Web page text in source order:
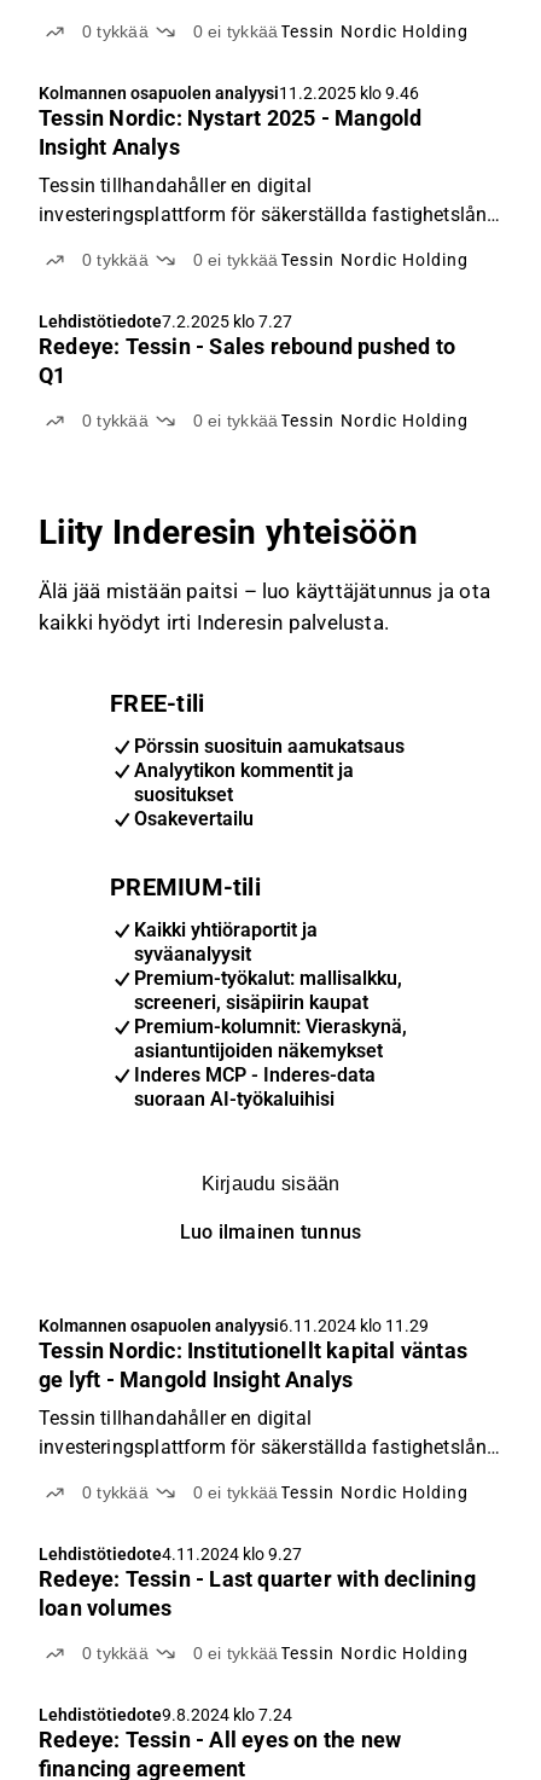
0tykkää 0ei tykkää Tessin Nordic Holding
Kolmannen osapuolen analyysi11.2.2025 klo 9.46
Tessin Nordic: Nystart 2025 - Mangold
Insight Analys
Tessin tillhandahåller en digital
investeringsplattform för säkerställda fastighetslån.
2024 gällande initialt 600 miljoner kronor i
ytterligare 20...
0tykkää 0ei tykkää Tessin Nordic Holding
Lehdistötiedote7.2.2025 klo 7.27
Redeye: Tessin - Sales rebound pushed to
Q1
0tykkää 0ei tykkää Tessin Nordic Holding
Liity Inderesin yhteisöön
Älä jää mistään paitsi – luo käyttäjätunnus ja ota
kaikki hyödyt irti Inderesin palvelusta.
FREE-tili
Pörssin suosituin aamukatsaus
Analyytikon kommentit ja
suositukset
Osakevertailu
PREMIUM-tili
Kaikki yhtiöraportit ja
syväanalyysit
Premium-työkalut: mallisalkku,
screeneri, sisäpiirin kaupat
Premium-kolumnit: Vieraskynä,
asiantuntijoiden näkemykset
Inderes MCP - Inderes-data
suoraan AI-työkaluihisi
Kirjaudu sisään
Luo ilmainen tunnus
Kolmannen osapuolen analyysi6.11.2024 klo 11.29
Tessin Nordic: Institutionellt kapital väntas
ge lyft - Mangold Insight Analys
Tessin tillhandahåller en digital
investeringsplattform för säkerställda fastighetslån.
gällande 600 miljoner kronor i byggkreditiv. Avtalet
bolaget mot...
0tykkää 0ei tykkää Tessin Nordic Holding
Lehdistötiedote4.11.2024 klo 9.27
Redeye: Tessin - Last quarter with declining
loan volumes
0tykkää 0ei tykkää Tessin Nordic Holding
Lehdistötiedote9.8.2024 klo 7.24
Redeye: Tessin - All eyes on the new
financing agreement